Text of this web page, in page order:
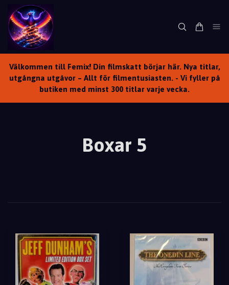
Välkommen till Femix! Din filmskatt börjar här. Nya titlar,
utgångna utgåvor – Allt för filmentusiasten. - Vi fyller på
butiken med minst 300 titlar varje vecka.
Boxar 5